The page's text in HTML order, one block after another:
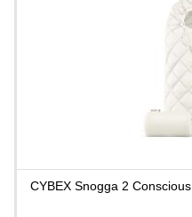
CYBEX Snogga 2